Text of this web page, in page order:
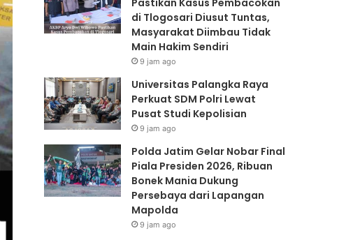
Lapangan
Mapolda
Pastikan Kasus Pembacokan
di Tlogosari Diusut Tuntas,
Masyarakat Diimbau Tidak
Main Hakim Sendiri
9 jam ago
Universitas Palangka Raya
Perkuat SDM Polri Lewat
Pusat Studi Kepolisian
9 jam ago
Polda Jatim Gelar Nobar Final
Piala Presiden 2026, Ribuan
Bonek Mania Dukung
Persebaya dari Lapangan
Mapolda
9 jam ago